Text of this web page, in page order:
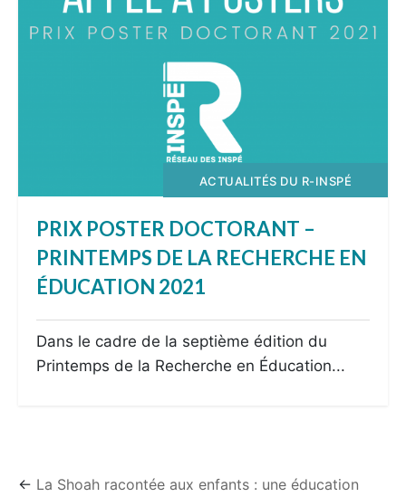
ACTUALITÉS DU R-INSPÉ
PRIX POSTER DOCTORANT –
PRINTEMPS DE LA RECHERCHE EN
ÉDUCATION 2021
Dans le cadre de la septième édition du
Printemps de la Recherche en Éducation...
← La Shoah racontée aux enfants : une éducation